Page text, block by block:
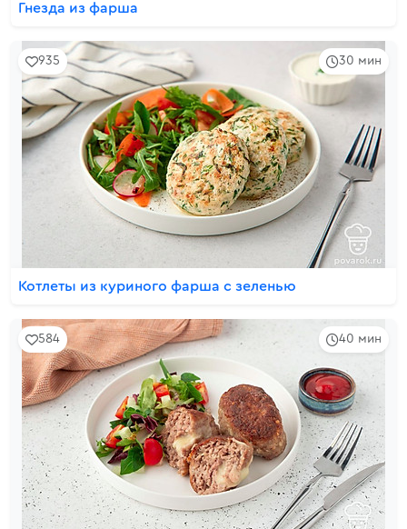
Гнезда из фарша
30 мин
935
Котлеты из куриного фарша с зеленью
40 мин
584